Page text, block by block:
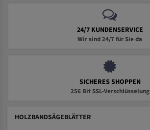
24/7 KUNDENSERVICE
Wir sind 24/7 für Sie da
SICHERES SHOPPEN
256 Bit SSL-Verschlüsselung
HOLZBANDSÄGEBLÄTTER